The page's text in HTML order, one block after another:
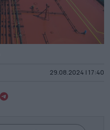
29.08.2024 | 17:40